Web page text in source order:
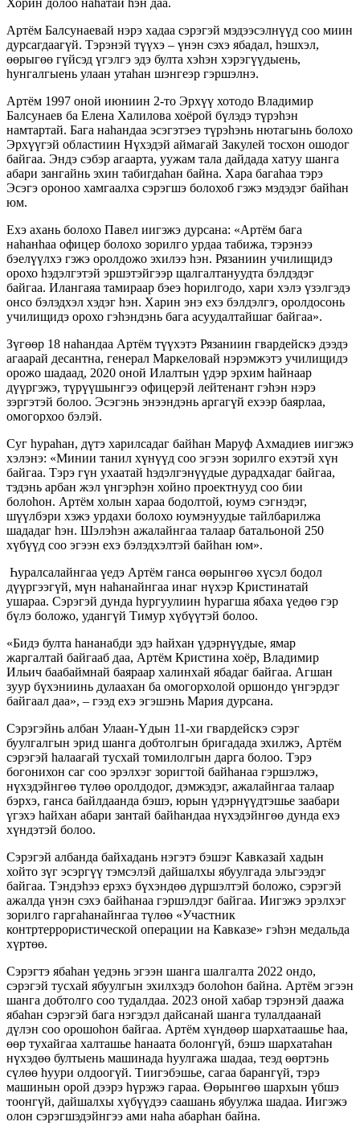
Хорин долоо наhатай hэн даа.
Артём Балсунаевай нэрэ хадаа сэрэгэй мэдээсэлнүүд соо миин
дурсагдаагүй. Тэрэнэй түүхэ – үнэн сэхэ ябадал, hэшхэл,
өөрыгөө гүйсэд үгэлгэ эдэ булта хэhэн хэрэгүүдыень,
hунгалгыень улаан утаhан шэнгеэр гэршэлнэ.
Артём 1997 оной июниин 2-то Эрхүү хотодо Владимир
Балсунаев ба Елена Халилова хоёрой бүлэдэ түрэhэн
намтартай. Бага наhандаа эсэгэтэеэ түрэhэнь нютагынь болохо
Эрхүүгэй областиин Нүхэдэй аймагай Закулей тосхон ошодог
байгаа. Эндэ сэбэр агаарта, уужам тала дайдада хатуу шанга
абари зангайнь эхин табигдаhан байна. Хара багаhаа тэрэ
Эсэгэ ороноо хамгаалха сэрэгшэ болохоб гэжэ мэдэдэг байhан
юм.
Ехэ ахань болохо Павел иигэжэ дурсана: «Артём бага
наhанhаа офицер болохо зорилго урдаа табижа, тэрэнээ
бэелүүлхэ гэжэ оролдожо эхилээ hэн. Рязаниин училищидэ
орохо hэдэлгэтэй эршэтэйгээр щалгалтануудта бэлдэдэг
байгаа. Илангаяа тамираар бэеэ hорилгодо, хари хэлэ үзэлгэдэ
онсо бэлэдхэл хэдэг hэн. Харин энэ ехэ бэлдэлгэ, оролдосонь
училищидэ орохо гэhэндэнь бага асуудалтайшаг байгаа».
Зүгөөр 18 наhандаа Артём түүхэтэ Рязаниин гвардейскэ дээдэ
агаарай десантна, генерал Маркеловай нэрэмжэтэ училищидэ
орожо шадаад, 2020 оной Илалтын үдэр эрхим hайнаар
дүүргэжэ, түрүүшынгээ офицерэй лейтенант гэhэн нэрэ
зэргэтэй болоо. Эсэгэнь энээндэнь аргагүй ехээр баярлаа,
омогорхоо бэлэй.
Суг hураhан, дүтэ харилсадаг байhан Маруф Ахмадиев иигэжэ
хэлэнэ: «Минии танил хүнүүд соо эгээн зорилго ехэтэй хүн
байгаа. Тэрэ гүн ухаатай hэдэлгэнүүдые дурадхадаг байгаа,
тэдэнь арбан жэл үнгэрhэн хойно проектнууд соо бии
болоhон. Артём холын хараа бодолтой, юумэ сэгнэдэг,
шүүлбэри хэжэ урдахи болохо юумэнуудые тайлбарилжа
шададаг hэн. Шэлэhэн ажалайнгаа талаар батальоной 250
хүбүүд соо эгээн ехэ бэлэдхэлтэй байhан юм».
Һуралсалайнгаа үедэ Артём ганса өөрынгөө хүсэл бодол
дүүргээгүй, мүн наhанайнгаа инаг нүхэр Кристинатай
ушараа. Сэрэгэй дунда hургуулиин hурагша ябаха үедөө гэр
бүлэ боложо, удангүй Тимур хүбүүтэй болоо.
«Бидэ булта hананабди эдэ hайхан үдэрнүүдые, ямар
жаргалтай байгааб даа, Артём Кристина хоёр, Владимир
Ильич баабаймнай баяраар халинхай ябадаг байгаа. Агшан
зуур бүхэниинь дулаахан ба омогорхолой оршондо үнгэрдэг
байгаал даа», – гээд ехэ эгэшэнь Мария дурсана.
Сэрэгэйнь албан Улаан-Үдын 11-хи гвардейскэ сэрэг
буулгалгын эрид шанга добтолгын бригадада эхилжэ, Артём
сэрэгэй hалаагай тусхай томилолгын дарга болоо. Тэрэ
богонихон саг соо эрэлхэг зоригтой байhанаа гэршэлжэ,
нүхэдэйнгөө түлөө оролдодог, дэмжэдэг, ажалайнгаа талаар
бэрхэ, ганса байлдаанда бэшэ, юрын үдэрнүүдтэшье заабари
үгэхэ hайхан абари зантай байhандаа нүхэдэйнгөө дунда ехэ
хүндэтэй болоо.
Сэрэгэй албанда байхадань нэгэтэ бэшэг Кавказай хадын
хойто зүг эсэргүү тэмсэлэй дайшалхы ябуулгада эльгээдэг
байгаа. Тэндэhээ ерэхэ бүхэндөө дүршэлтэй боложо, сэрэгэй
ажалда үнэн сэхэ байhанаа гэршэлдэг байгаа. Иигэжэ эрэлхэг
зорилго гаргаhанайнгаа түлөө «Участник
контртеррористической операции на Кавказе» гэhэн медальда
хүртөө.
Сэрэгтэ ябаhан үедэнь эгээн шанга шалгалта 2022 ондо,
сэрэгэй тусхай ябуулгын эхилхэдэ болоhон байна. Артём эгээн
шанга добтолго соо тудалдаа. 2023 оной хабар тэрэнэй даажа
ябаhан сэрэгэй бага нэгэдэл дайсанай шанга тулалдаанай
дүлэн соо орошоhон байгаа. Артём хүндөөр шархатаашье hаа,
өөр тухайгаа халташье hанаата болонгүй, бэшэ шархатаhан
нүхэдөө бултыень машинада hуулгажа шадаа, теэд өөртэнь
сүлөө hуури олдоогүй. Тиигэбэшье, сагаа барангүй, тэрэ
машинын орой дээрэ hүрэжэ гараа. Өөрынгөө шархын үбшэ
тоонгүй, дайшалхы хүбүүдээ саашань ябуулжа шадаа. Иигэжэ
олон сэрэгшэдэйнгээ ами наhа абарhан байна.